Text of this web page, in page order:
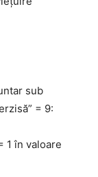
sub
= 9:
1 în valoare